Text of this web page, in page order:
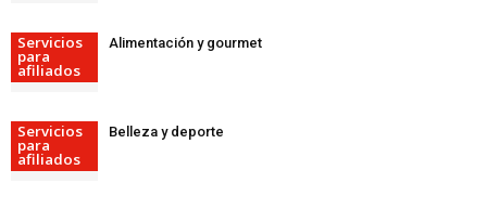
Servicios
para
afiliados
Alimentación y gourmet
Servicios
para
afiliados
Belleza y deporte